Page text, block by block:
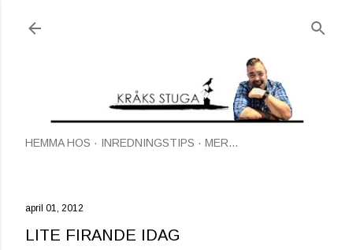
HEMMA HOS INREDNINGSTIPS MER…
april 01, 2012
LITE FIRANDE IDAG